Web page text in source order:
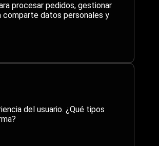
procesar pedidos, gestionar
comparte datos personales y
del usuario. ¿Qué tipos